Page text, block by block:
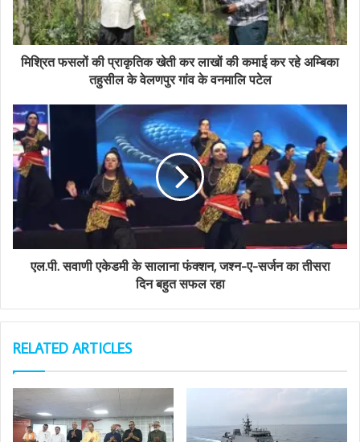
l
a
d
s
s
मिश्रित फसलों की प्राकृतिक खेती कर लाखों की कमाई कर रहे अम्बिका
तहुसील के वेलणपुर गांव के वनमालि पटेल
एल.पी. सवाणी एकेडमी के सालाना फंक्शन, जश्न-ए-सर्जन का तीसरा
दिन बहुत सफल रहा
RELATED ARTICLES